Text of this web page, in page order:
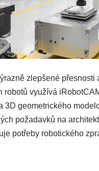
zlepšené přesnosti
robotů využívá
3D geometrického
požadavků na
potřeby robotického